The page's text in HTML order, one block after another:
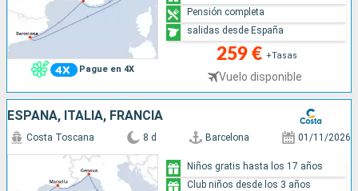
Pague en 4X
259 € +Tasas
Vuelo disponible
Pensión completa
salidas desde España
ESPAÑA, ITALIA, FRANCIA
Costa Toscana 8 d Barcelona 01/11/2026
Niños gratis hasta los 17 años
Club niños desde los 3 años